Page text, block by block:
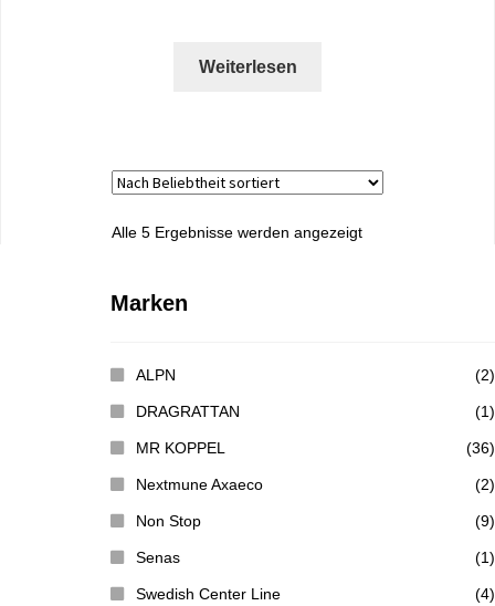
Weiterlesen
Alle 5 Ergebnisse werden angezeigt
Marken
ALPN (2)
DRAGRATTAN (1)
MR KOPPEL (36)
Nextmune Axaeco (2)
Non Stop (9)
Senas (1)
Swedish Center Line (4)